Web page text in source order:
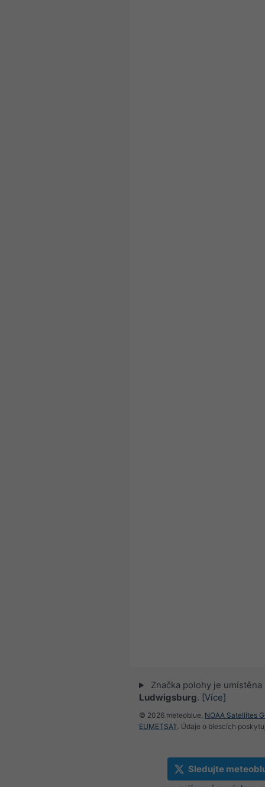
Značka polohy je umístěna
Ludwigsburg. [Více]
© 2026 meteoblue, NOAA Satellites
EUMETSAT. Údaje o blescích
Sledujte